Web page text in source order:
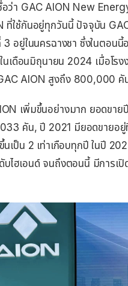
ว่า GAC AION New
ที่ใช้กันอยู่ทุกวันนี้ ปัจจุบัน
อยู่ในนครฉางชา ซึ่งในตอนนี้
นเดือนมิถุนายน 2024 เมื่อโร
AION สูงถึง 800,000 คั
เพิ่มขึ้นอย่างมาก ยอดขา
คัน, ปี 2021 มียอดขายอยู่
ป็น 2 เท่าเกือบทุกปี ในปี
ไฮเอนด์ จนถึงตอนนี้ มีการเ